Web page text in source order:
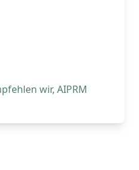
wir, AIPRM